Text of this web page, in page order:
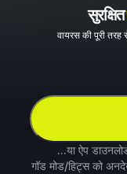
सुरक्षित
वायरस की पूरी तरह
...या ऐप
गॉड मोड/हिट्स को